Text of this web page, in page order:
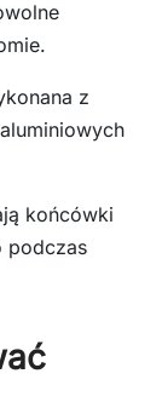
z
końcówki
podczas